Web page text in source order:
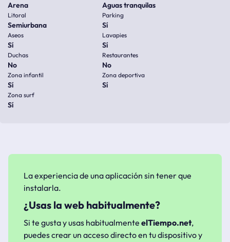
Arena Aguas tranquilas
Litoral
Semiurbana
Parking
Sí
Aseos
Sí
Lavapies
Sí
Duchas
No
Restaurantes
No
Zona infantil
Sí
Zona deportiva
Sí
Zona surf
Sí
La experiencia de una aplicación sin tener que
instalarla.
¿Usas la web habitualmente?
Si te gusta y usas habitualmente elTiempo.net,
puedes crear un acceso directo en tu dispositivo y